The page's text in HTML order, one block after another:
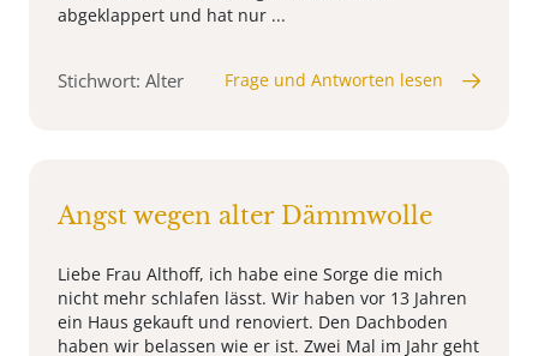
abgeklappert und hat nur ...
Stichwort: Alter Frage und Antworten lesen
Angst wegen alter Dämmwolle
Liebe Frau Althoff, ich habe eine Sorge die mich
nicht mehr schlafen lässt. Wir haben vor 13 Jahren
ein Haus gekauft und renoviert. Den Dachboden
haben wir belassen wie er ist. Zwei Mal im Jahr geht